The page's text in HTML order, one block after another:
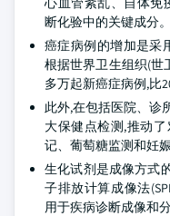
断化验中的关键成分。
癌症病例的增加是采
根据世界卫生组织(世
多万起新癌症病例,比
此外,在包括医院、诊
大保健点检测,推动
记、葡萄糖监测和妊
生化试剂是成像方式
子排放计算成像法
用于疾病诊断成像和